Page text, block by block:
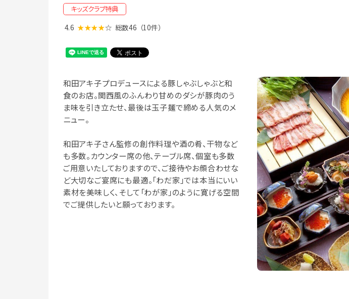
キッズクラブ特典
4.6 ★★★★☆ 総数46 （10件）
和田アキ子プロデュースによる豚しゃぶしゃぶと和
食のお店。関西風のふんわり甘めのダシが豚肉のう
ま味を引き立たせ、最後は玉子麺で締める人気のメ
ニュー。
和田アキ子さん監修の創作料理や酒の肴、干物など
も多数。カウンター席の他、テーブル席、個室も多数
ご用意いたしておりますので、ご接待やお顔合わせな
ど大切なご宴席にも最適。「わだ家」では本当にいい
素材を美味しく、そして「わが家」のように寛げる空間
でご提供したいと願っております。